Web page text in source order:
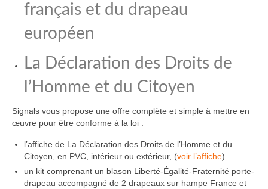
français et du drapeau
européen
La Déclaration des Droits de
l’Homme et du Citoyen
Signals vous propose une offre complète et simple à mettre en
œuvre pour être conforme à la loi :
l’affiche de La Déclaration des Droits de l’Homme et du
Citoyen, en PVC, intérieur ou extérieur, (voir l’affiche)
un kit comprenant un blason Liberté-Égalité-Fraternité porte-
drapeau accompagné de 2 drapeaux sur hampe France et